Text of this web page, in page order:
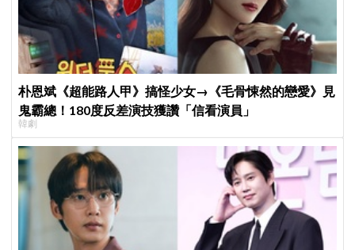
朴恩斌《超能路人甲》搞怪少女→《毛骨悚然的戀愛》見
鬼霸總！180度反差演技獲讚「信看演員」
韓劇